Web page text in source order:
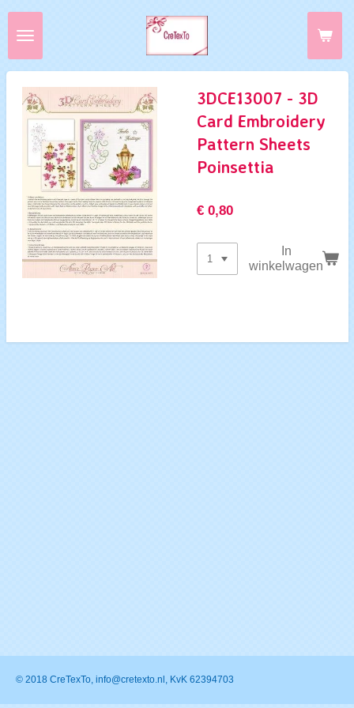
Ga
direct
de
hoofdinhoud
3DCE13007 - 3D
Card Embroidery
Pattern Sheets
Poinsettia
€ 0,80
In
winkelwagen
© 2018 CreTexTo, info@cretexto.nl, KvK 62394703